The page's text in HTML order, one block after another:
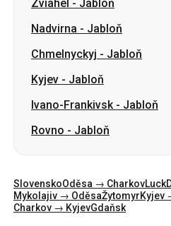
Kyjev-Jabloň
Ivano-Frankivsk-
Rovno-Jabloň
SlovenskoOděsa → CharkovLuck
Charkov → KyjevGdaňsk
Kategorie